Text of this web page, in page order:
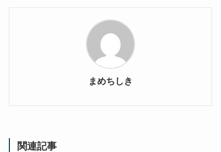
まめちしき
関連記事